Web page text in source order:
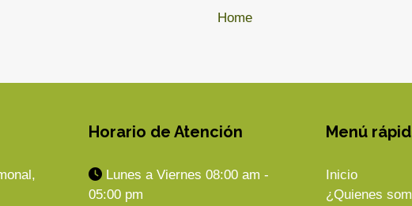
Home
Horario de Atención
Lunes a Viernes 08:00 am -
05:00 pm
Menú
Inicio
¿Quienes